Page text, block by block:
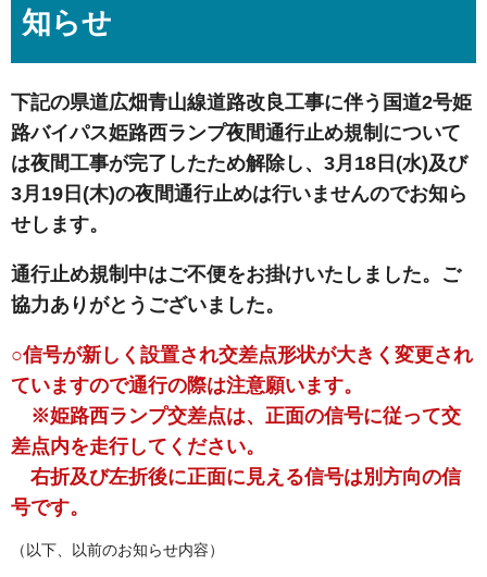
知らせ
下記の県道広畑青山線道路改良工事に伴う国道2号姫
路バイパス姫路西ランプ夜間通行止め規制について
は夜間工事が完了したため解除し、3月18日(水)及び
3月19日(木)の夜間通行止めは行いませんのでお知ら
せします。
通行止め規制中はご不便をお掛けいたしました。ご
協力ありがとうございました。
○信号が新しく設置され交差点形状が大きく変更され
ていますので通行の際は注意願います。
※姫路西ランプ交差点は、正面の信号に従って交
差点内を走行してください。
右折及び左折後に正面に見える信号は別方向の信
号です。
（以下、以前のお知らせ内容）